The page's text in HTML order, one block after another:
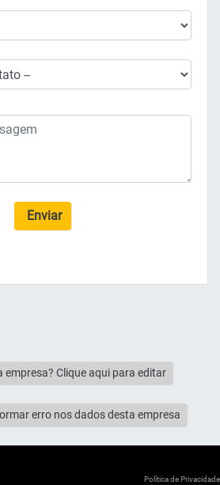
Enviar
empresa? Clique aqui para editar
erro nos dados desta empresa
Política de Privacidade